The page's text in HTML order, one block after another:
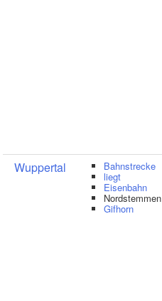
Wuppertal Bahnstrecke
liegt
Eisenbahn
Nordstemmen
Gifhorn